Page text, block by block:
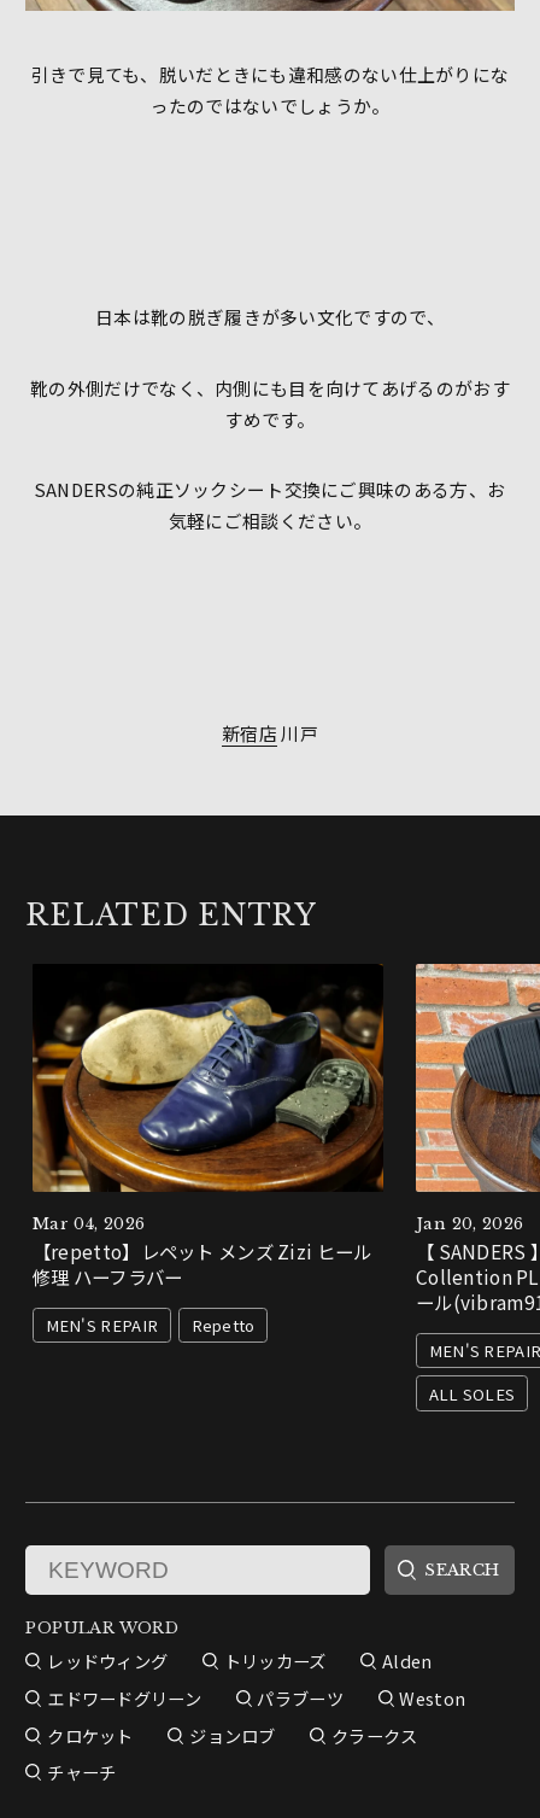
引きで見ても、脱いだときにも違和感のない仕上がりにな
ったのではないでしょうか。
日本は靴の脱ぎ履きが多い文化ですので、
靴の外側だけでなく、内側にも目を向けてあげるのがおす
すめです。
SANDERSの純正ソックシート交換にご興味のある方、お
気軽にご相談ください。
新宿店 川戸
RELATED ENTRY
Mar 04, 2026
【repetto】レペット メンズ Zizi ヒール
修理 ハーフラバー
MEN'S REPAIR Repetto
Jan 20, 2026
【 SANDERS
Collention
ール
MEN'S
ALL SOLES
POPULAR WORD
レッドウィング トリッカーズ
Alden
エドワードグリーン
パラブーツ
Weston
クロケット
ジョンロブ
クラークス
チャーチ